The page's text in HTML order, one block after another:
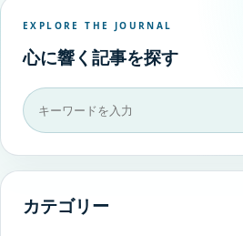
EXPLORE THE JOURNAL
心に響く記事を探す
カテゴリー